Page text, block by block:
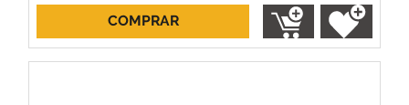
ou R$ 405,94 no boleto
COMPRAR